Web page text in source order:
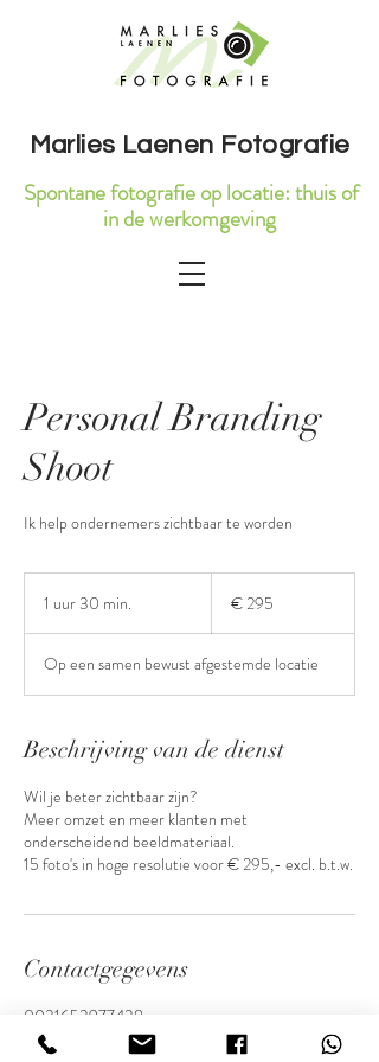
Marlies Laenen Fotografie
Spontane fotografie op locatie: thuis of
in de werkomgeving
Personal Branding
Shoot
Ik help ondernemers zichtbaar te worden
1 uur 30 min.
3
0
n
€ 295
Op een samen bewust afgestemde locatie
Beschrijving van de dienst
Wil je beter zichtbaar zijn?
Meer omzet en meer klanten met
onderscheidend beeldmateriaal.
15 foto's in hoge resolutie voor € 295,- excl. b.t.w.
Contactgegevens
0031653977438
info@marlieslaenenfotografie.nl